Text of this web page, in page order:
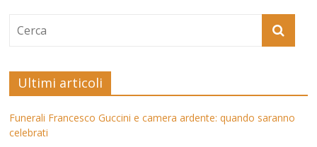
Ultimi articoli
Funerali Francesco Guccini e camera ardente: quando saranno
celebrati